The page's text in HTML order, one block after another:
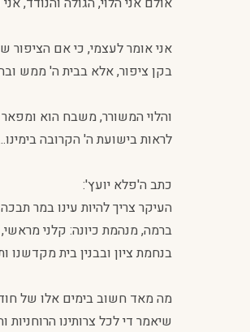
אני אומר לעצמי, כי אם הציפור
בקן ציפור, אלא בבית ה' ממש
והלוי המשורר, משבח הוא
לראות בישועת ה' הקרובה
כתב ה'פלא יועץ':
העיקר צריך להיות עינו במר
ברמה, מנהמת כיונה: קלני
בנחמת ציון ובבנין בית מקדשנו
מה מאד חשוב בימים אלו של
שיאמר די לכל צרותינו